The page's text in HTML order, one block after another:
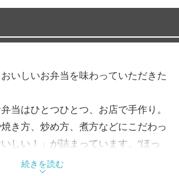
いしいお弁当を味わっていただきた
当はひとつひとつ、お店で手作り。
き方、炒め方、煮方などにこだわっ
しい！」が詰まっています。“ほっ
“もっと”お客様を笑顔にする。これか
続きを読む